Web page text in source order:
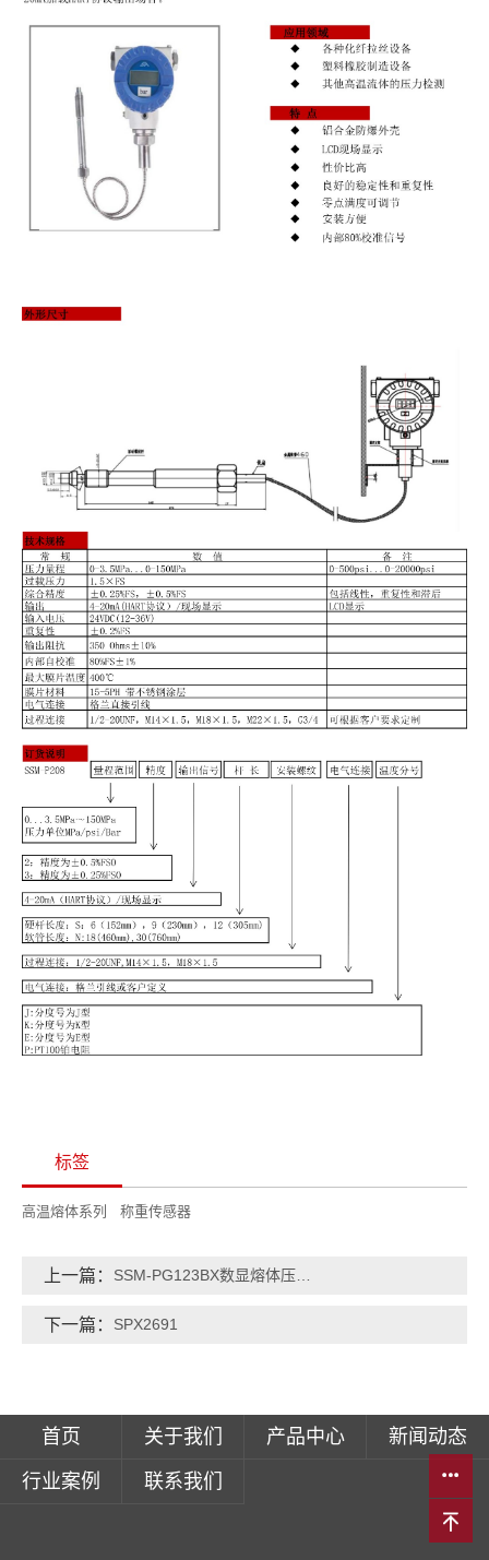
标签
高温熔体系列 称重传感器
上一篇：
下一篇： SPX2691
首页 关于我们 产品中心 新闻动态
行业案例 联系我们